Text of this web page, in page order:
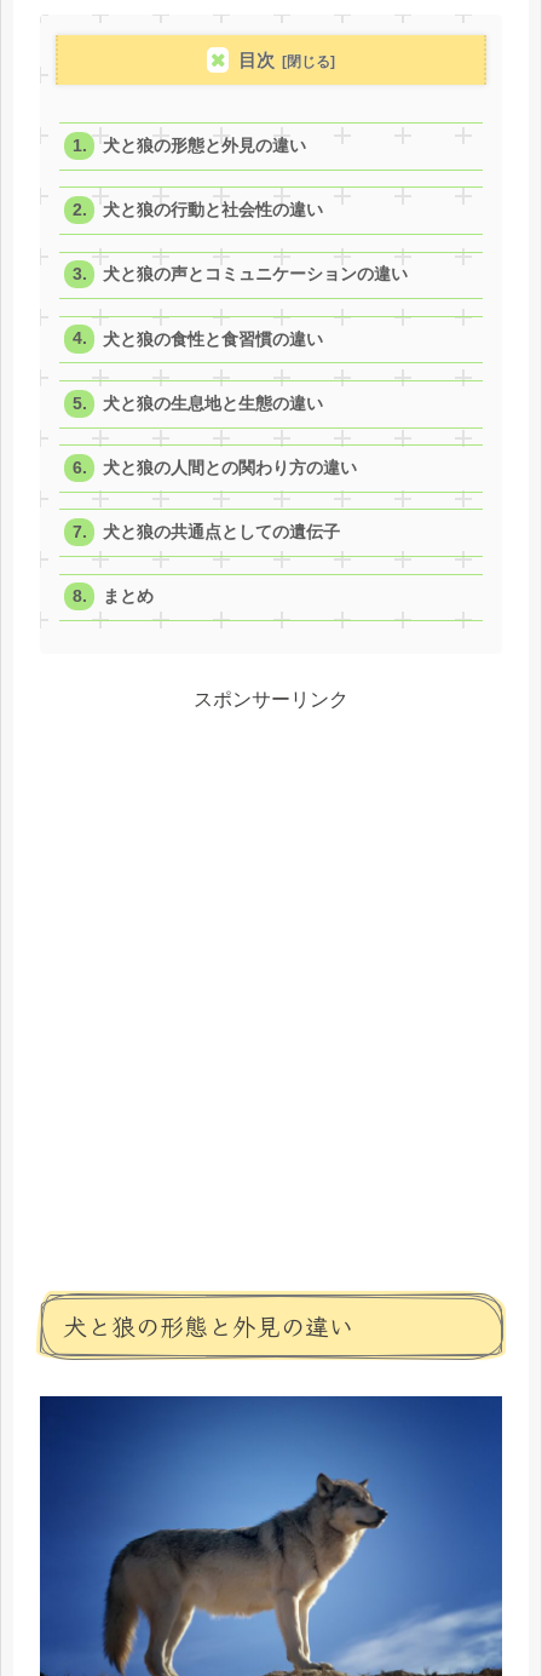
目次
犬と狼の形態と外見の違い
犬と狼の行動と社会性の違い
犬と狼の声とコミュニケーションの違い
犬と狼の食性と食習慣の違い
犬と狼の生息地と生態の違い
犬と狼の人間との関わり方の違い
犬と狼の共通点としての遺伝子
まとめ
スポンサーリンク
犬と狼の形態と外見の違い